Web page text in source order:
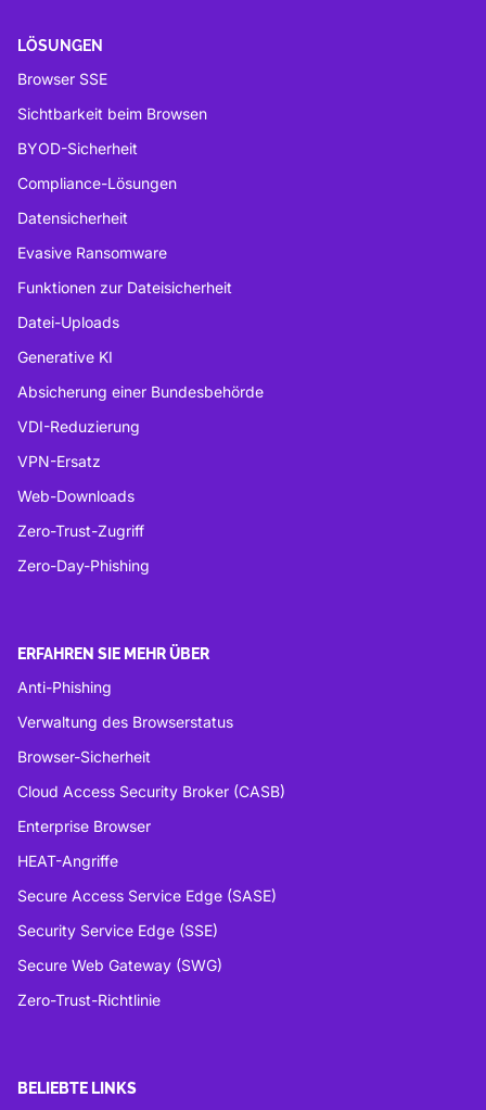
LÖSUNGEN
Browser SSE
Sichtbarkeit beim Browsen
BYOD-Sicherheit
Compliance-Lösungen
Datensicherheit
Evasive Ransomware
Funktionen zur Dateisicherheit
Datei-Uploads
Generative KI
Absicherung einer Bundesbehörde
VDI-Reduzierung
VPN-Ersatz
Web-Downloads
Zero-Trust-Zugriff
Zero-Day-Phishing
ERFAHREN SIE MEHR ÜBER
Anti-Phishing
Verwaltung des Browserstatus
Browser-Sicherheit
Cloud Access Security Broker (CASB)
Enterprise Browser
HEAT-Angriffe
Secure Access Service Edge (SASE)
Security Service Edge (SSE)
Secure Web Gateway (SWG)
Zero-Trust-Richtlinie
BELIEBTE LINKS